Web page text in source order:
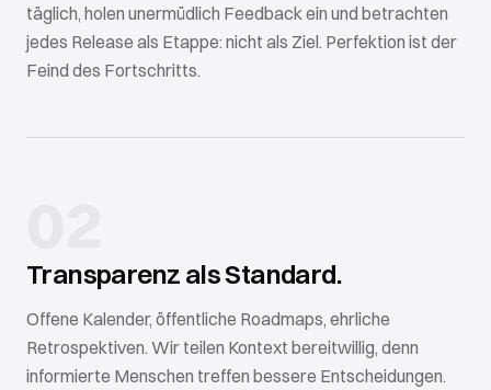
täglich, holen unermüdlich Feedback ein und betrachten
jedes Release als Etappe: nicht als Ziel. Perfektion ist der
Feind des Fortschritts.
Transparenz als Standard.
Offene Kalender, öffentliche Roadmaps, ehrliche
Retrospektiven. Wir teilen Kontext bereitwillig, denn
informierte Menschen treffen bessere Entscheidungen.